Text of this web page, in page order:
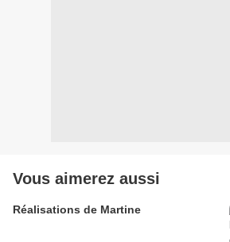
Vous aimerez aussi
Réalisations de Martine